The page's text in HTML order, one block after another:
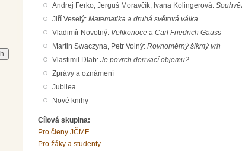
Andrej Ferko, Jerguš Moravčík, Ivana Kolingerová:
Jiří Veselý:Matematika a druhá světová válka
Vladimír Novotný: Velikonoce a Carl Friedrich Gauss
Martin Swaczyna, Petr Volný:Rovnoměrný šikmý vrh
Vlastimil Dlab:Je povrch derivací objemu?
Zprávy a oznámení
Jubilea
Nové knihy
Cílová skupina:
Pro členy JČMF.
Pro žáky a studenty.